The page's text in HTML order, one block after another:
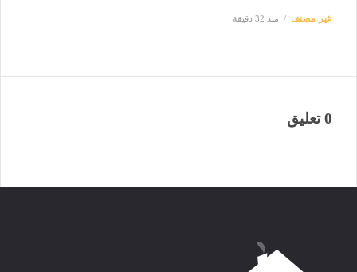
غير مصنف منذ 32 دقيقة
0 تعليق